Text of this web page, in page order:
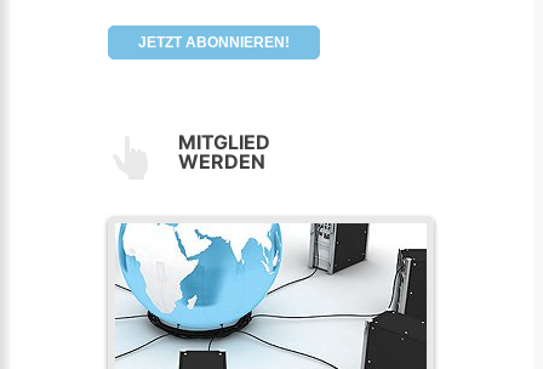
JETZT ABONNIEREN!
MITGLIED
WERDEN